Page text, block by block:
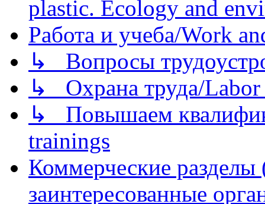
plastic. Ecology and
Работа и учеба/Work
↳ Вопросы
↳ Охрана труда/Labor
↳ Повышаем
trainings
Коммерческие
заинтересованные